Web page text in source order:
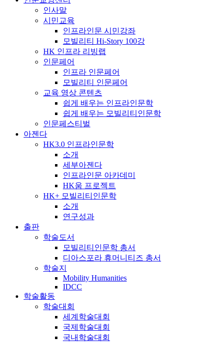
인사말
시민교육
인프라인문 시민강좌
모빌리티 Hi-Story 100강
HK 인프라 리빙랩
인문페어
인프라 인문페어
모빌리티 인문페어
교육 영상 콘텐츠
쉽게 배우는 인프라인문학
쉽게 배우는 모빌리티인문학
인문페스티벌
아젠다
HK3.0 인프라인문학
소개
세부아젠다
인프라인문 아카데미
HK움 프로젝트
HK+ 모빌리티인문학
소개
연구성과
출판
학술도서
모빌리티인문학 총서
디아스포라 휴머니티즈 총서
학술지
Mobility Humanities
IDCC
학술활동
학술대회
세계학술대회
국제학술대회
국내학술대회